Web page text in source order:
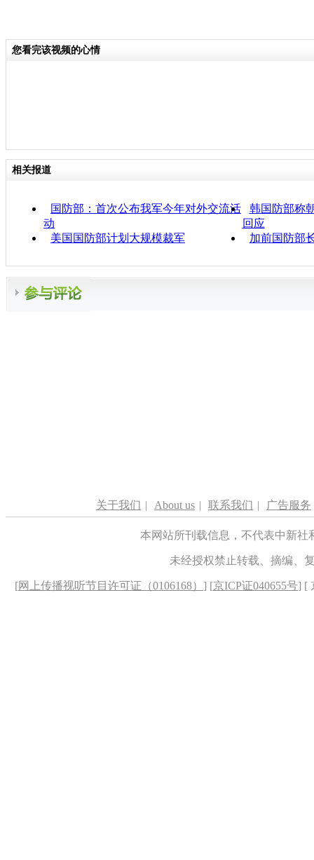
您看完该视频的心情
相关报道
国防部：首次公布我军今年对外交流活
动
韩国防部称
回应
美国国防部计划大规模裁军
加前国防部
关于我们 | About us | 联系我们 | 广告服务
本网站所刊载信息，不代表中新
未经授权禁止转载、摘编、
[网上传播视听节目许可证（0106168） ] [京ICP证040655号] [